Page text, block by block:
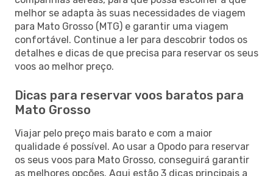
melhor se adapta às suas necessidades de viagem
para Mato Grosso (MTG) e garantir uma viagem
confortável. Continue a ler para descobrir todos os
detalhes e dicas de que precisa para reservar os seus
voos ao melhor preço.
Dicas para reservar voos baratos para
Mato Grosso
Viajar pelo preço mais barato e com a maior
qualidade é possível. Ao usar a Opodo para reservar
os seus voos para Mato Grosso, conseguirá garantir
as melhores opções. Aqui estão 3 dicas principais a